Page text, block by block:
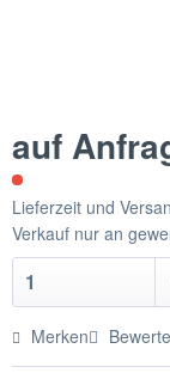
auf
Lieferzeit und
Verkauf nur an
Merken